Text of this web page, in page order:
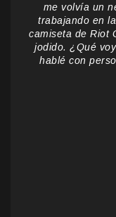
me volvía un
trabajando en
camiseta de Riot
jodido. ¿Qué
hablé con